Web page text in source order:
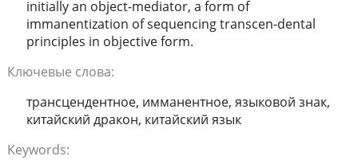
initially an object-mediator, a form of
immanentization of sequencing transcen-dental
principles in objective form.
Ключевые слова:
трансцендентное, имманентное, языковой знак,
китайский дракон, китайский язык
Keywords: